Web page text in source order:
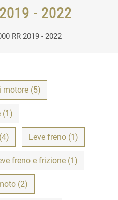
- 2022
RR 2019 - 2022
motore (5)
(1)
Leve freno (1)
freno e frizione (1)
(2)